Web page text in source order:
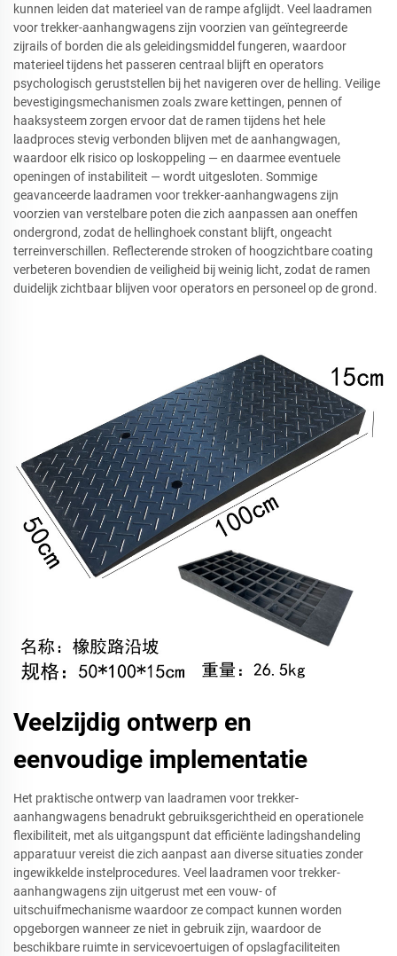
kunnen leiden dat materieel van de rampe afglijdt. Veel laadramen
voor trekker-aanhangwagens zijn voorzien van geïntegreerde
zijrails of borden die als geleidingsmiddel fungeren, waardoor
materieel tijdens het passeren centraal blijft en operators
psychologisch geruststellen bij het navigeren over de helling. Veilige
bevestigingsmechanismen zoals zware kettingen, pennen of
haaksysteem zorgen ervoor dat de ramen tijdens het hele
laadproces stevig verbonden blijven met de aanhangwagen,
waardoor elk risico op loskoppeling — en daarmee eventuele
openingen of instabiliteit — wordt uitgesloten. Sommige
geavanceerde laadramen voor trekker-aanhangwagens zijn
voorzien van verstelbare poten die zich aanpassen aan oneffen
ondergrond, zodat de hellinghoek constant blijft, ongeacht
terreinverschillen. Reflecterende stroken of hoogzichtbare coating
verbeteren bovendien de veiligheid bij weinig licht, zodat de ramen
duidelijk zichtbaar blijven voor operators en personeel op de grond.
Veelzijdig ontwerp en
eenvoudige implementatie
Het praktische ontwerp van laadramen voor trekker-
aanhangwagens benadrukt gebruiksgerichtheid en operationele
flexibiliteit, met als uitgangspunt dat efficiënte ladingshandeling
apparatuur vereist die zich aanpast aan diverse situaties zonder
ingewikkelde instelprocedures. Veel laadramen voor trekker-
aanhangwagens zijn uitgerust met een vouw- of
uitschuifmechanisme waardoor ze compact kunnen worden
opgeborgen wanneer ze niet in gebruik zijn, waardoor de
beschikbare ruimte in servicevoertuigen of opslagfaciliteiten